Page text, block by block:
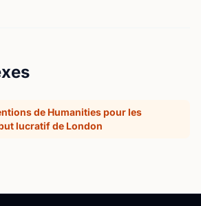
de Humanities pour les
lucratif de London